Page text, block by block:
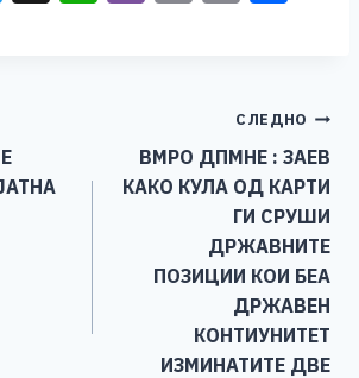
Li
n
k
СЛЕДНО
ВМРО ДПМНЕ : ЗАЕВ
КАКО КУЛА ОД КАРТИ
ГИ СРУШИ
ДРЖАВНИТЕ
ПОЗИЦИИ КОИ БЕА
ДРЖАВЕН
КОНТИУНИТЕТ
ИЗМИНАТИТЕ ДВЕ